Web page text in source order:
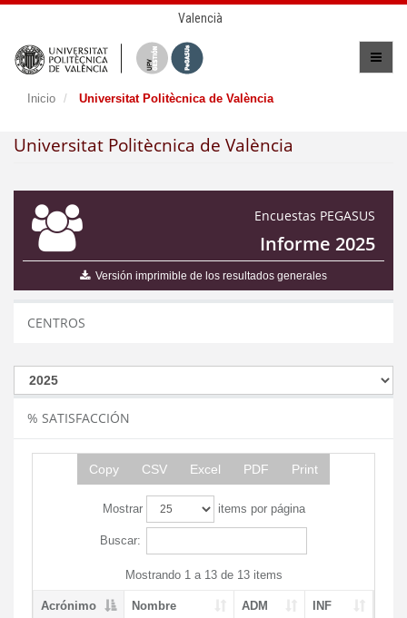
Valencià
Inicio Universitat Politècnica de València
Universitat Politècnica de València
Encuestas PEGASUS
Informe 2025
Versión imprimible de los resultados generales
CENTROS
% SATISFACCIÓN
Copy CSV Excel PDF Print
Mostrar items por página
Buscar:
Mostrando 1 a 13 de 13 items
Acrónimo Nombre ADM INF